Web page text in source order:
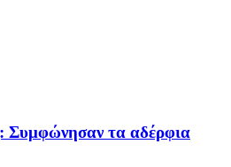
Συμφώνησαν τα αδέρφια